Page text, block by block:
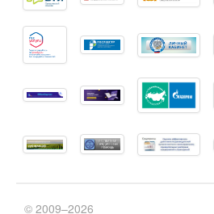
© 2009–2026